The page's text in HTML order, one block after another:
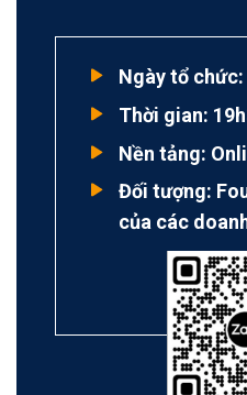
Ngày tổ
Thời gian:
Nền tảng:
Đối tượng:
của các